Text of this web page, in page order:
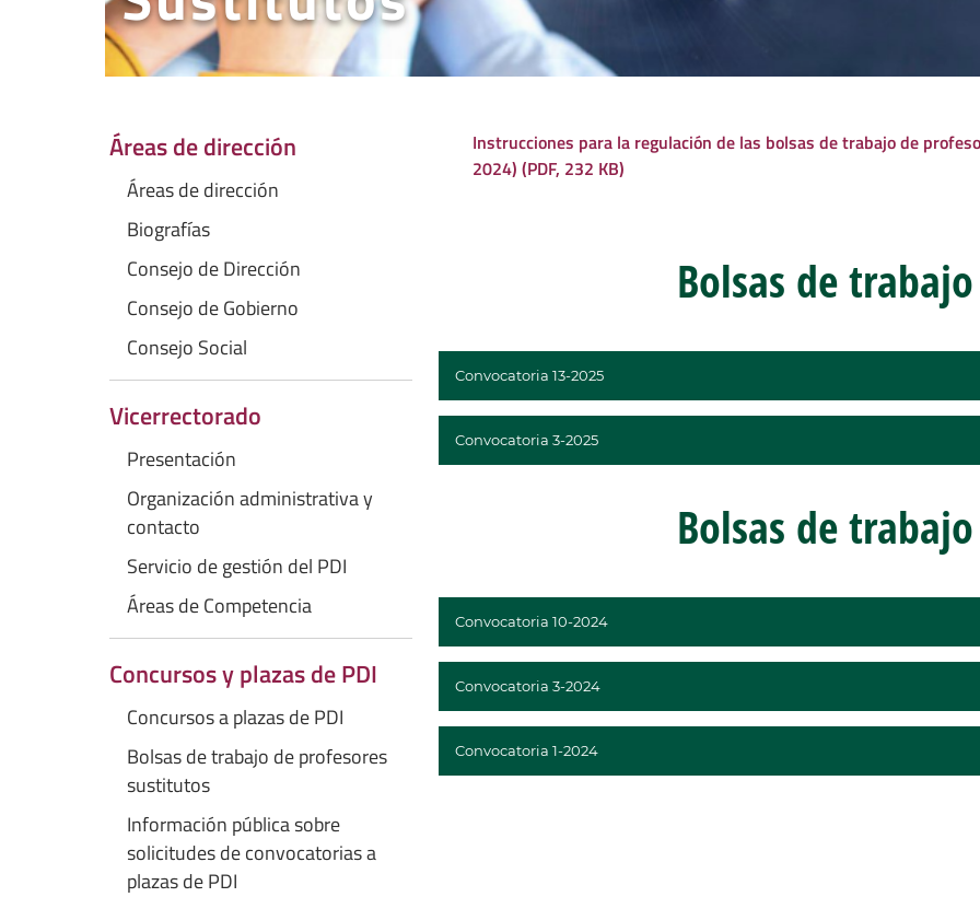
Áreas de dirección
Áreas de dirección
Biografías
Consejo de Dirección
Consejo de Gobierno
Consejo Social
Vicerrectorado
Presentación
Organización administrativa y
contacto
Servicio de gestión del PDI
Áreas de Competencia
Concursos y plazas de PDI
Concursos a plazas de PDI
Bolsas de trabajo de profesores
sustitutos
Información pública sobre
solicitudes de convocatorias a
plazas de PDI
Instrucciones para la regulación de las bolsas de trabajo de
2024) (PDF, 232 KB)
Bolsas de
Convocatoria 13-2025
Convocatoria 3-2025
Bolsas de
Convocatoria 10-2024
Convocatoria 3-2024
Convocatoria 1-2024